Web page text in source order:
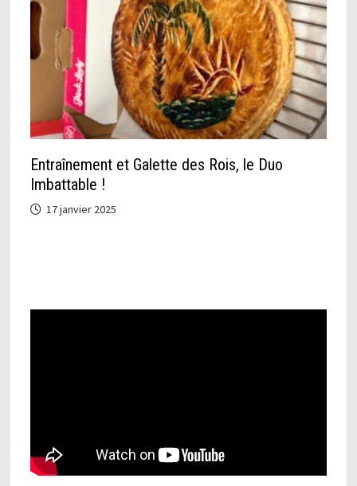
Entraînement et Galette des Rois, le Duo
Imbattable !
17 janvier 2025